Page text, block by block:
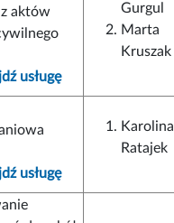
aktów
usługę
Gurgul
Marta
Kruszak
usługę
Karolina
Ratajek